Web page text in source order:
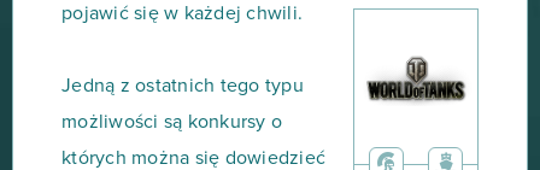
pojawić się w każdej chwili.
Jedną z ostatnich tego typu
możliwości są konkursy o
których można się dowiedzieć